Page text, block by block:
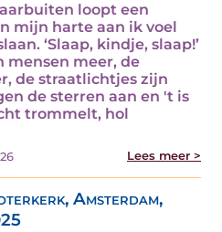
loopt een
mijn harte aan ik voel
‘Slaap, kindje, slaap!’
mensen meer, de
de straatlichtjes zijn
de sterren aan en 't is
trommelt, hol
Lees meer >
Amsterdam,